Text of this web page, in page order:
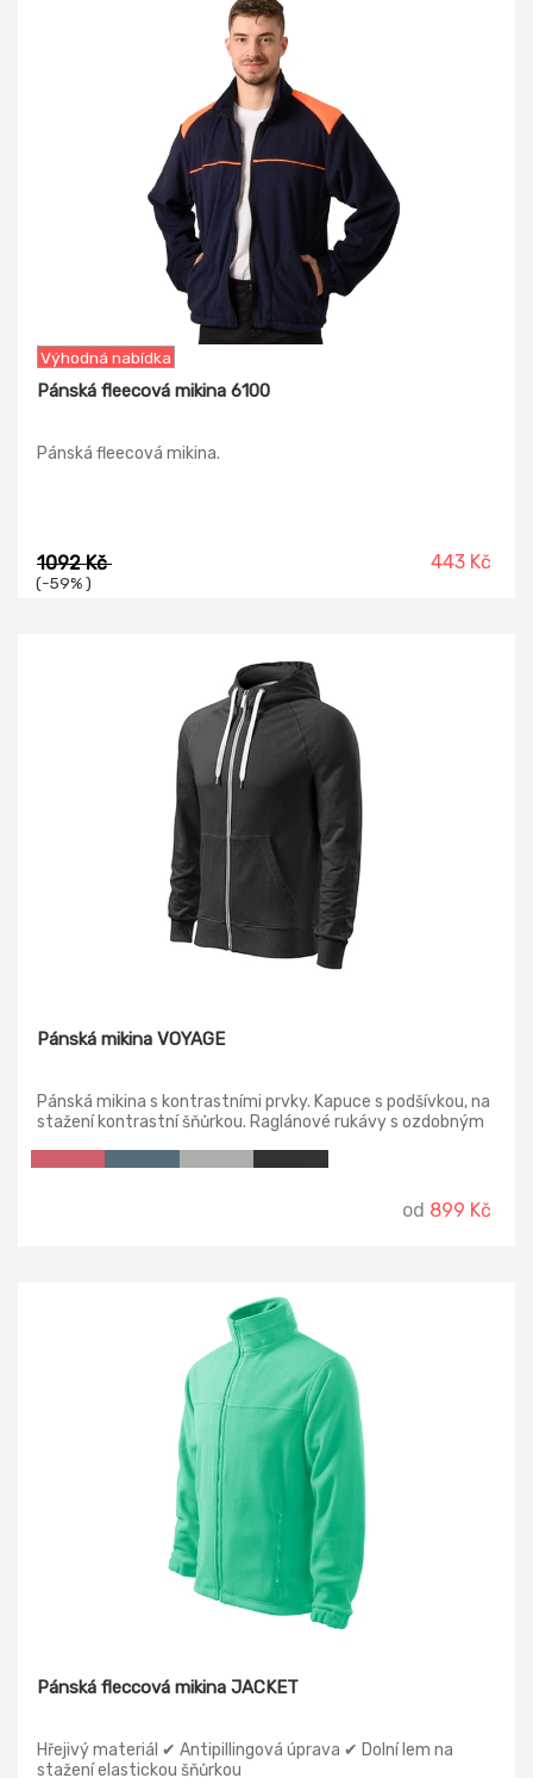
Výhodná nabídka
Pánská fleecová mikina 6100
Pánská fleecová mikina.
1092 Kč
(-59% )
443 Kč
Pánská mikina VOYAGE
Pánská mikina s kontrastními prvky. Kapuce s podšívkou, na
stažení kontrastní šňůrkou. Raglánové rukávy s ozdobným
od 899 Kč
Pánská fleccová mikina JACKET
Hřejivý materiál ✔ Antipillingová úprava ✔ Dolní lem na
stažení elastickou šňůrkou